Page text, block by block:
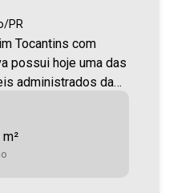
PR
com
administrados da